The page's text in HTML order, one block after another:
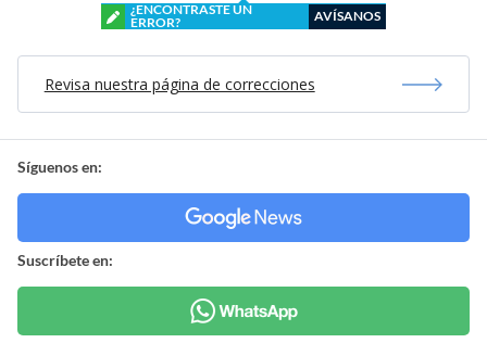
¿ENCONTRASTE UN
ERROR?
AVÍSANOS
Revisa nuestra página de correcciones
Síguenos en:
Suscríbete en: